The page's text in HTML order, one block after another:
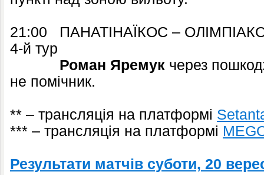
21:00 ПАНАТІНАЇКОС –
4-й тур
Роман Яремук через
не помічник.
** – трансляція на платформі
*** – трансляція на платформі
Результати матчів суботи, 20